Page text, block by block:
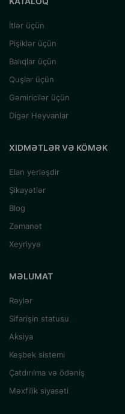
İtlər üçün
Pişiklər üçün
Balıqlar üçün
Quşlar üçün
Gəmiricilər üçün
Digər Heyvanlar
XIDMƏTLƏR VƏ KÖMƏK
Elan yerləşdir
Şikayətlər
Blog
Zəmanət
Xeyriyyə
MƏLUMAT
Rəylər
Sifarişin statusu
Aksiya
Keşbek sistemi
Çatdırılma və ödəniş
Məxfilik siyasəti